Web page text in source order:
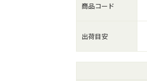
商品コード
出荷目安